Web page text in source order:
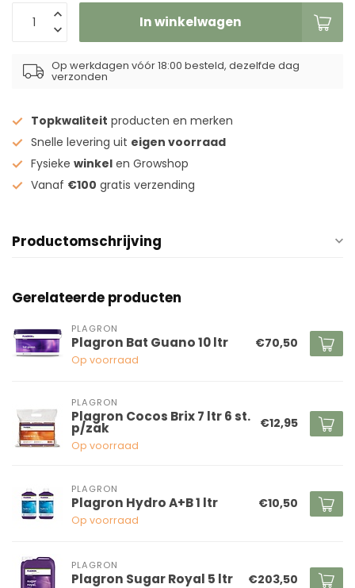
In winkelwagen
Op werkdagen vóór 18:00 besteld, dezelfde dag
verzonden
Topkwaliteit producten en merken
Snelle levering uit eigen voorraad
Fysieke winkel en Growshop
Vanaf €100 gratis verzending
Productomschrijving
Gerelateerde producten
PLAGRON
Plagron Bat Guano 10 ltr
Op voorraad
€70,50
PLAGRON
Plagron Cocos Brix 7 ltr 6 st.
p/zak
Op voorraad
€12,95
PLAGRON
Plagron Hydro A+B 1 ltr
Op voorraad
€10,50
PLAGRON
Plagron Sugar Royal 5 ltr €203,50